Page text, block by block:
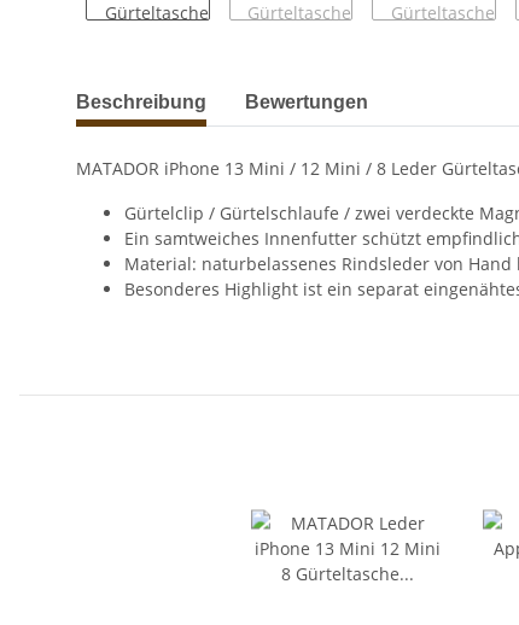
weitere Registerkarten anzeigen
Beschreibung Bewertungen
MATADOR iPhone 13 Mini / 12 Mini / 8 Leder
Gürtelclip / Gürtelschlaufe / zwei verdeckte
Ein samtweiches Innenfutter schützt
Material: naturbelassenes Rindsleder von
Besonderes Highlight ist ein separat